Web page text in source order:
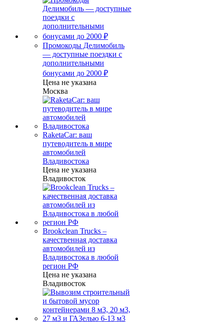
Промокоды Делимобиль
— доступные поездки с
дополнительными
бонусами до 2000 ₽
Цена не указана
Москва
RaketaCar: ваш
путеводитель в мире
автомобилей
Владивостока
Цена не указана
Владивосток
Brookclean Trucks –
качественная доставка
автомобилей из
Владивостока в любой
регион РФ
Цена не указана
Владивосток